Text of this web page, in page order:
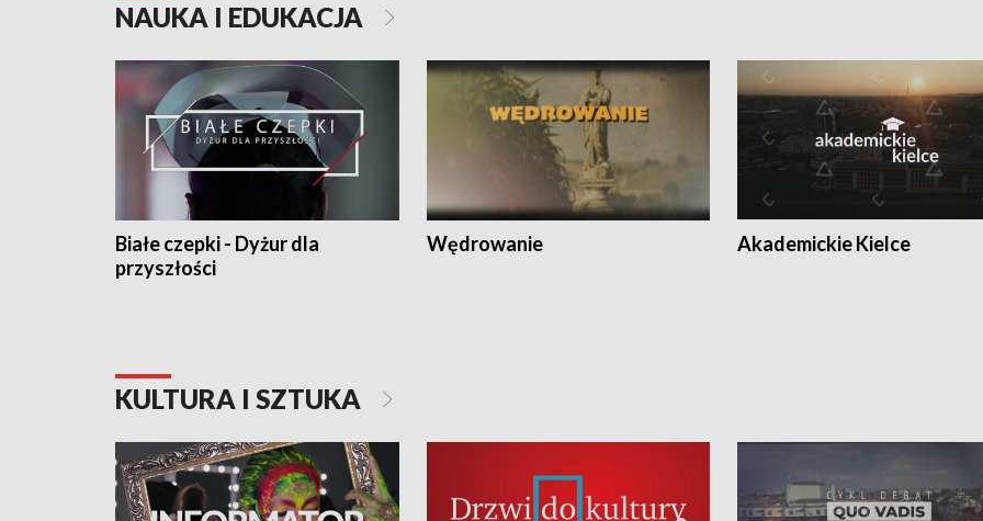
NAUKA I EDUKACJA
Białe czepki - Dyżur dla
przyszłości
Wędrowanie Akademickie Kielce
KULTURA I SZTUKA